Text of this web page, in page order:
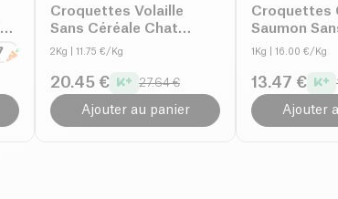
Croquettes Volaille
Sans Céréale Chat
adulte bio
2Kg | 11.75 €/Kg
20.45 € 27.64 €
Ajouter au panier
Croquettes
Saumon
1Kg | 16.00 €/Kg
13.47 €
Ajouter